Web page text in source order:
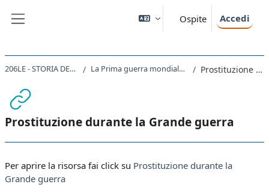
Ospite Accedi
206LE - STORIA DELLE DONNE E DI GENERE 2021 La Prima guerra mondiale: femminismo, ruoli delle donne e pacifismo Prostituzione durante la Grande guerra
Prostituzione durante la Grande guerra
Per aprire la risorsa fai click su Prostituzione durante la
Grande guerra